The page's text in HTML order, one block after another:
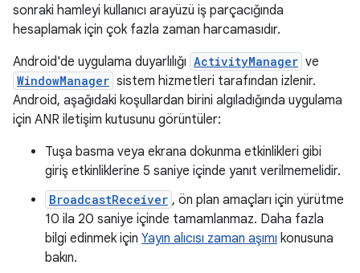
sonraki hamleyi kullanıcı arayüzü iş parçacığında
hesaplamak için çok fazla zaman harcamasıdır.
Android'de uygulama duyarlılığı ActivityManager ve
WindowManager sistem hizmetleri tarafından izlenir.
Android, aşağıdaki koşullardan birini algıladığında uygulama
için ANR iletişim kutusunu görüntüler:
Tuşa basma veya ekrana dokunma etkinlikleri gibi
giriş etkinliklerine 5 saniye içinde yanıt verilmemelidir.
BroadcastReceiver , ön plan amaçları için yürütme
10 ila 20 saniye içinde tamamlanmaz. Daha fazla
bilgi edinmek için Yayın alıcısı zaman aşımı konusuna
bakın.